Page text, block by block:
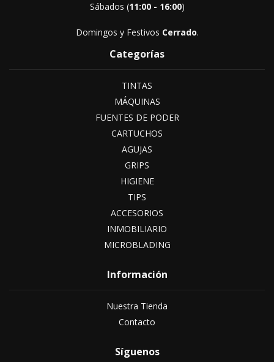
Sábados (11:00 - 16:00)
Domingos y Festivos Cerrado.
Categorías
TINTAS
MÁQUINAS
FUENTES DE PODER
CARTUCHOS
AGUJAS
GRIPS
HIGIENE
TIPS
ACCESORIOS
INMOBILIARIO
MICROBLADING
Información
Nuestra Tienda
Contacto
Síguenos